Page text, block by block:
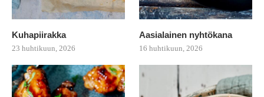
Kuhapiirakka
23 huhtikuun, 2026
Aasialainen nyhtökana
16 huhtikuun, 2026